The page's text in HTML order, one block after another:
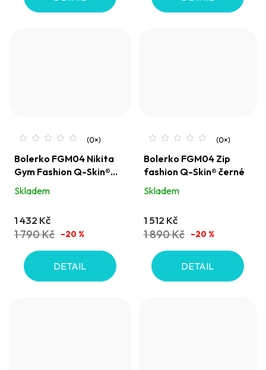
Bolerko FGM04 Nikita
Gym Fashion Q-Skin®
modrá pomněnka
Skladem
1 432 Kč
1 790 Kč –20 %
DETAIL
Bolerko FGM04 Zip
fashion Q-Skin® černé
Skladem
1 512 Kč
1 890 Kč –20 %
DETAIL